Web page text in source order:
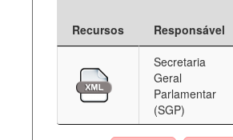
Recursos Responsável
Secretaria
Geral
Parlamentar
(SGP)